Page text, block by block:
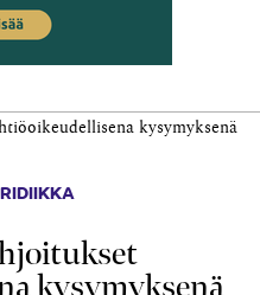
kysymyksenä